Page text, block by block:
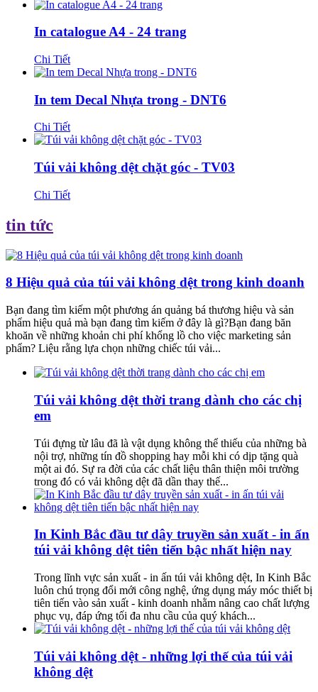
In catalogue A4 - 24 trang
Chi Tiết
In tem Decal Nhựa trong - DNT6
Chi Tiết
Túi vải không dệt chặt góc - TV03
Chi Tiết
tin tức
8 Hiệu quả của túi vải không dệt trong kinh doanh
Bạn đang tìm kiếm một phương án quảng bá thương hiệu và sản
phẩm hiệu quả mà bạn đang tìm kiếm ở đây là gì?Bạn đang băn
khoăn về những khoản chi phí khổng lồ cho việc marketing sản
phẩm? Liệu rằng lựa chọn những chiếc túi vải...
Túi vải không dệt thời trang dành cho các chị
em
Túi đựng từ lâu đã là vật dụng không thể thiếu của những bà
nội trợ, những tín đồ shopping hay mỗi khi có dịp tặng quà
một ai đó. Sự ra đời của các chất liệu thân thiện môi trường
trong đó có vải không dệt đã dần thay thế...
In Kinh Bắc đầu tư dây truyền sản xuất - in ấn
túi vải không dệt tiên tiến bậc nhất hiện nay
Trong lĩnh vực sản xuất - in ấn túi vải không dệt, In Kinh Bắc
luôn chú trọng đổi mới công nghệ, ứng dụng máy móc thiết bị
tiên tiến vào sản xuất - kinh doanh nhằm nâng cao chất lượng
phục vụ, đáp ứng tối đa nhu cầu của quý khách...
Túi vải không dệt - những lợi thế của túi vải
không dệt